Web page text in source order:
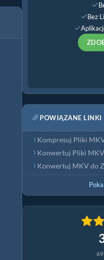
Bez
POWIĄZANE LINKI
Kompresuj Pliki
Konwertuj Pliki MKV
Konwertuj MKV do